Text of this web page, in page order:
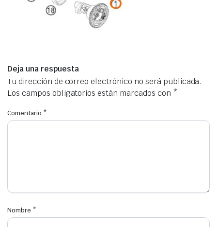
Deja una respuesta
Tu dirección de correo electrónico no será publicada.
Los campos obligatorios están marcados con *
Comentario *
Nombre *